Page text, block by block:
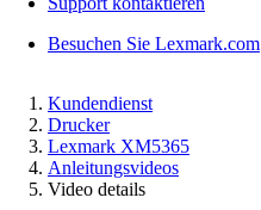
Besuchen Sie Lexmark.com
Kundendienst
Drucker
Lexmark XM5365
Anleitungsvideos
Video details